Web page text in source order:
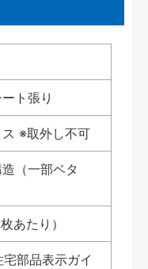
ト張り
※取外し不可
（一部ベタ
あたり）
品表示ガイ